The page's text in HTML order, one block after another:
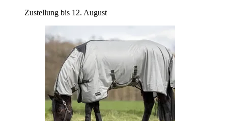
Zustellung bis 12. August